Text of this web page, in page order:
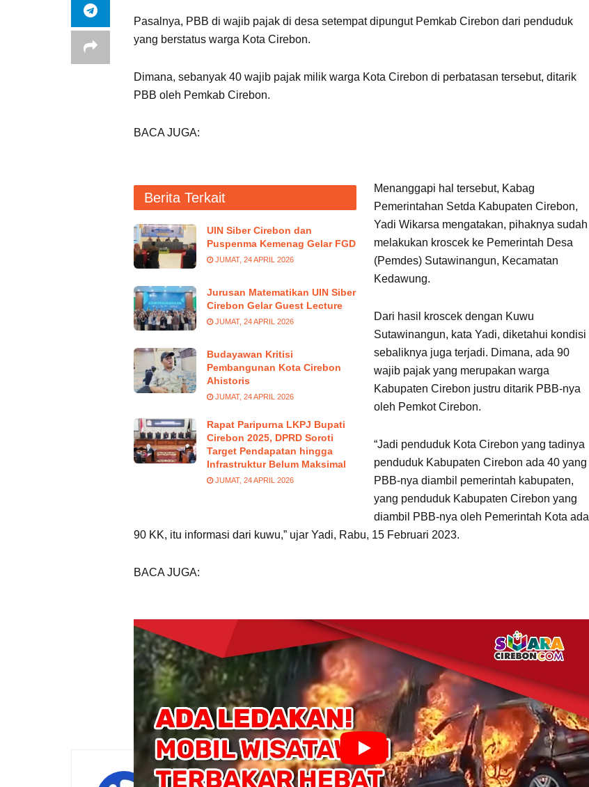
Pasalnya, PBB di wajib pajak di desa setempat dipungut Pemkab Cirebon dari penduduk
yang berstatus warga Kota Cirebon.
Dimana, sebanyak 40 wajib pajak milik warga Kota Cirebon di perbatasan tersebut, ditarik
PBB oleh Pemkab Cirebon.
BACA JUGA:
Berita Terkait
UIN Siber Cirebon dan
Puspenma Kemenag Gelar FGD
JUMAT, 24 APRIL 2026
Jurusan Matematikan UIN Siber
Cirebon Gelar Guest Lecture
JUMAT, 24 APRIL 2026
Budayawan Kritisi
Pembangunan Kota Cirebon
Ahistoris
JUMAT, 24 APRIL 2026
Rapat Paripurna LKPJ Bupati
Cirebon 2025, DPRD Soroti
Target Pendapatan hingga
Infrastruktur Belum Maksimal
JUMAT, 24 APRIL 2026
Menanggapi hal tersebut, Kabag
Pemerintahan Setda Kabupaten Cirebon,
Yadi Wikarsa mengatakan, pihaknya sudah
melakukan kroscek ke Pemerintah Desa
(Pemdes) Sutawinangun, Kecamatan
Kedawung.
Dari hasil kroscek dengan Kuwu
Sutawinangun, kata Yadi, diketahui kondisi
sebaliknya juga terjadi. Dimana, ada 90
wajib pajak yang merupakan warga
Kabupaten Cirebon justru ditarik PBB-nya
oleh Pemkot Cirebon.
“Jadi penduduk Kota Cirebon yang tadinya
penduduk Kabupaten Cirebon ada 40 yang
PBB-nya diambil pemerintah kabupaten,
yang penduduk Kabupaten Cirebon yang
diambil PBB-nya oleh Pemerintah Kota ada
90 KK, itu informasi dari kuwu,” ujar Yadi, Rabu, 15 Februari 2023.
BACA JUGA:
PAGE 1 OF 3
1 2 3
Batas Wilayah Cirebon Desa Sutawinangun Kabupaten Cirebon
Kecamatan Kedawung Kedawung Kota Cirebon Pajak Bumi dan Bangunan PBB
Pemkab Cirebon Pemkot Cirebon Perbatasan Yadi Wikarsa
Islahuddin